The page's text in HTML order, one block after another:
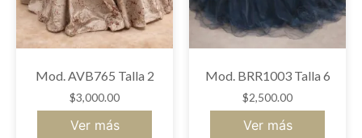
Mod. AVB765 Talla 2
$3,000.00
Ver más
Mod. BRR1003 Talla 6
$2,500.00
Ver más